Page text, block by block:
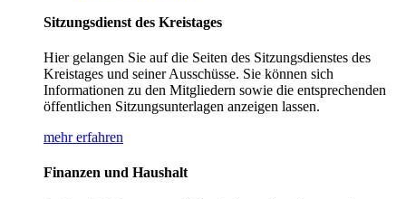
Sitzungsdienst des Kreistages
Hier gelangen Sie auf die Seiten des Sitzungsdienstes des
Kreistages und seiner Ausschüsse. Sie können sich
Informationen zu den Mitgliedern sowie die entsprechenden
öffentlichen Sitzungsunterlagen anzeigen lassen.
mehr erfahren
Finanzen und Haushalt